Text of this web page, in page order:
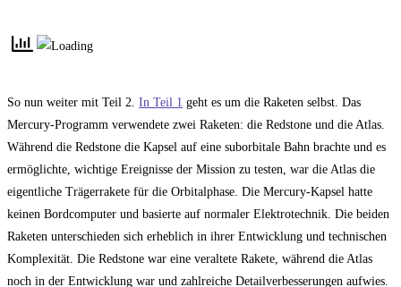
So nun weiter mit Teil 2. In Teil 1 geht es um die Raketen selbst. Das
Mercury-Programm verwendete zwei Raketen: die Redstone und die Atlas.
Während die Redstone die Kapsel auf eine suborbitale Bahn brachte und es
ermöglichte, wichtige Ereignisse der Mission zu testen, war die Atlas die
eigentliche Trägerrakete für die Orbitalphase. Die Mercury-Kapsel hatte
keinen Bordcomputer und basierte auf normaler Elektrotechnik. Die beiden
Raketen unterschieden sich erheblich in ihrer Entwicklung und technischen
Komplexität. Die Redstone war eine veraltete Rakete, während die Atlas
noch in der Entwicklung war und zahlreiche Detailverbesserungen aufwies.